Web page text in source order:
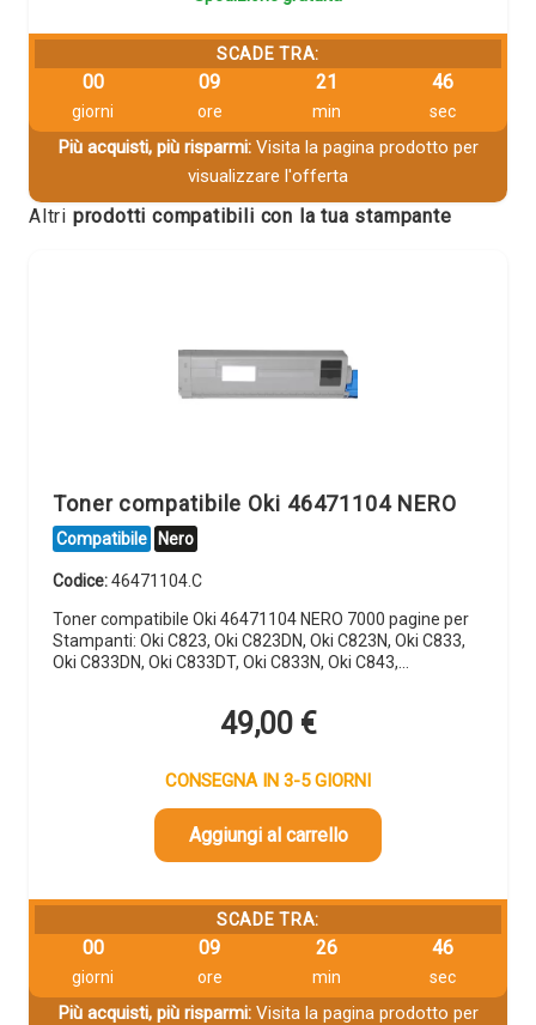
SCADE TRA:
00
giorni
09
ore
21
min
46
sec
Più acquisti, più risparmi:Visita la pagina prodotto per
visualizzare l'offerta
Altri prodotti compatibili con la tua stampante
Toner compatibile Oki 46471104 NERO
Compatibile Nero
Codice:46471104.C
Toner compatibile Oki 46471104 NERO 7000 pagine per
Stampanti: Oki C823, Oki C823DN, Oki C823N, Oki C833,
Oki C833DN, Oki C833DT, Oki C833N, Oki C843,…
49,00 €
CONSEGNA IN 3-5 GIORNI
Aggiungi al carrello
SCADE TRA:
00
giorni
09
ore
26
min
46
sec
Più acquisti, più risparmi:Visita la pagina prodotto per